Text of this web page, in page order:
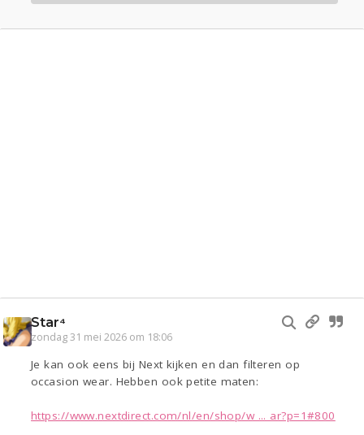
Star⁴
zondag 31 mei 2026 om 18:06
Je kan ook eens bij Next kijken en dan filteren op
occasion wear. Hebben ook petite maten:
https://www.nextdirect.com/nl/en/shop/w ... ar?p=1#800